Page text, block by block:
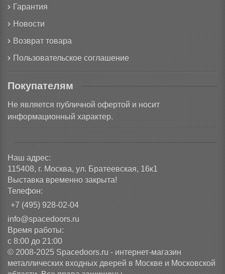
Гарантия
Новости
Возврат товара
Пользовательское соглашение
Покупателям
Не является публичной офертой и носит
информационный характер.
Наш адрес:
115408, г. Москва, ул. Братеевская, 16к1
Выставка временно закрыта!
Телефон:
+7 (495) 928-02-04
info@spacedoors.ru
Время работы:
с 8:00 до 21:00
© 2008-2025 Spacedoors.ru - интернет-магазин
металлических входных дверей в Москве и Московской